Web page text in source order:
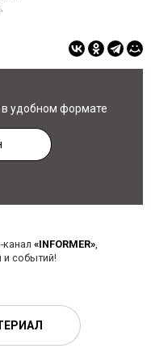
удобном формате
«INFORMER»,
и событий!